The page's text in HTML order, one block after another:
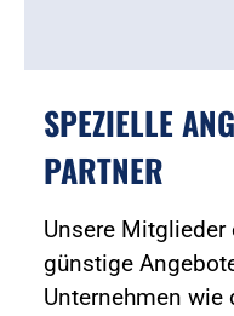
SPEZIELLE
PARTNER
Unsere
günstige
Unternehmen wie